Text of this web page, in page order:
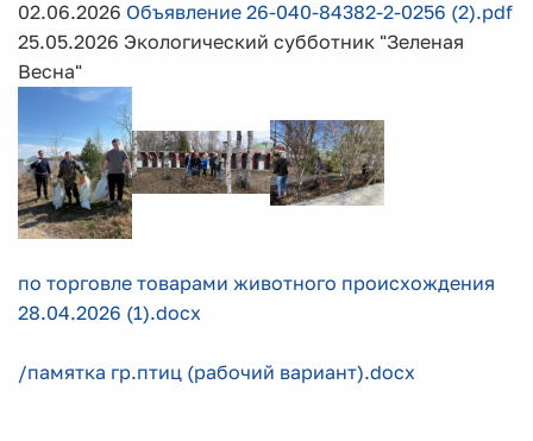
02.06.2026 Объявление 26-040-84382-2-0256 (2).pdf
25.05.2026 Экологический субботник "Зеленая
Весна"
по торговле товарами животного происхождения
28.04.2026 (1).docx
/памятка гр.птиц (рабочий вариант).docx